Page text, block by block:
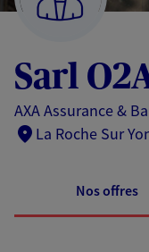
Sarl
AXA Assurance &
La Roche Sur
Nos offres